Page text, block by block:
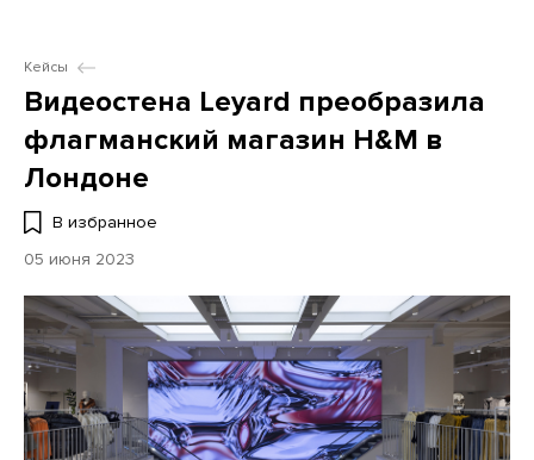
Кейсы
Видеостена Leyard преобразила
флагманский магазин H&M в
Лондоне
В избранное
05 июня 2023